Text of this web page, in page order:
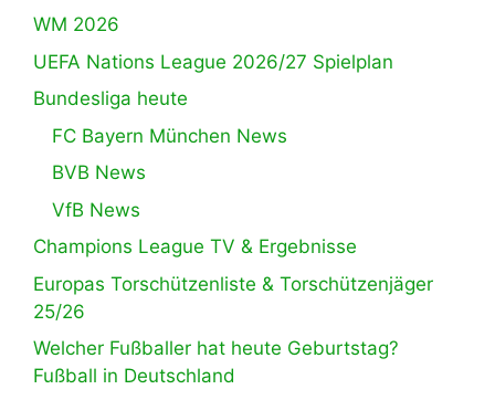
WM 2026
UEFA Nations League 2026/27 Spielplan
Bundesliga heute
FC Bayern München News
BVB News
VfB News
Champions League TV & Ergebnisse
Europas Torschützenliste & Torschützenjäger
25/26
Welcher Fußballer hat heute Geburtstag?
Fußball in Deutschland